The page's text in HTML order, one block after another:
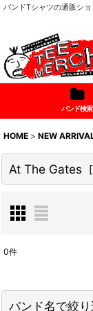
バンドTシャツの通販シ
バンド検索
HOME > NEW
At The Gates [
在庫あり
0件
バンド名で絞